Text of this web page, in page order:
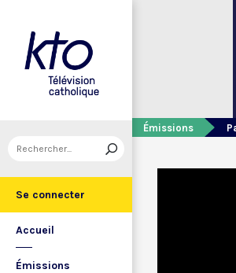
Se connecter
Accueil
Émissions
Émissions